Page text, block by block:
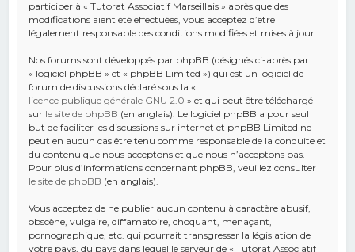
participer à « Tutorat Associatif Marseillais » après que des
modifications aient été effectuées, vous acceptez d’être
légalement responsable des conditions modifiées et mises à jour.
Nos forums sont développés par phpBB (désignés ci-après par
« logiciel phpBB » et « phpBB Limited ») qui est un logiciel de
forum de discussions déclaré sous la «
licence publique générale GNU 2.0 » et qui peut être téléchargé
sur le site de phpBB (en anglais). Le logiciel phpBB a pour seul
but de faciliter les discussions sur internet et phpBB Limited ne
peut en aucun cas être tenu comme responsable de la conduite et
du contenu que nous acceptons et que nous n’acceptons pas.
Pour plus d’informations concernant phpBB, veuillez consulter
le site de phpBB (en anglais).
Vous acceptez de ne publier aucun contenu à caractère abusif,
obscène, vulgaire, diffamatoire, choquant, menaçant,
pornographique, etc. qui pourrait transgresser la législation de
votre pays, du pays dans lequel le serveur de « Tutorat Associatif